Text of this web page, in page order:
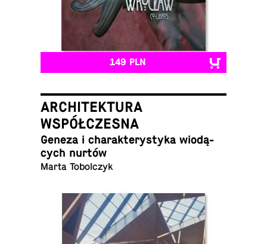
149 PLN
ARCHITEKTURA
WSPÓŁCZESNA
Geneza i cha­rak­te­ry­sty­ka wio­dą­
cych nurtów
Marta Tobolczyk